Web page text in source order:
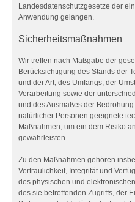
Landesdatenschutzgesetze der
Anwendung gelangen.
Sicherheitsmaßnahmen
Wir treffen nach Maßgabe der
Berücksichtigung des Stands der
und der Art, des Umfangs, der
Verarbeitung sowie der
und des Ausmaßes der
natürlicher Personen geeignete
Maßnahmen, um ein dem Risiko
gewährleisten.
Zu den Maßnahmen gehören
Vertraulichkeit, Integrität und
des physischen und
des sie betreffenden Zugriffs, der